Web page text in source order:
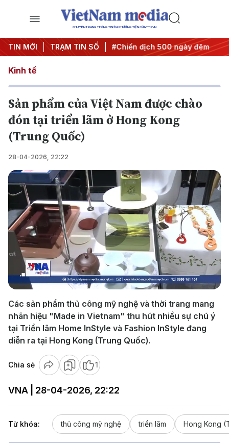
CHUYÊN TRANG THÔNG TIN ĐA PHƯƠNG TIỆN CỦA TTXVN
TIN MỚI TRẠM TIN SỐ
thành hành động #Chiến dịch 500 ngày đêm
Kinh tế
Sản phẩm của Việt Nam được chào
đón tại triển lãm ở Hong Kong
(Trung Quốc)
28-04-2026, 22:22
Play
Video
Các sản phẩm thủ công mỹ nghệ và thời trang mang
nhãn hiệu "Made in Vietnam" thu hút nhiều sự chú ý
tại Triển lãm Home InStyle và Fashion InStyle đang
diễn ra tại Hong Kong (Trung Quốc).
Chia sẻ 1
VNA | 28-04-2026, 22:22
Từ khóa: thủ công mỹ nghệ triển lãm Hong Kong